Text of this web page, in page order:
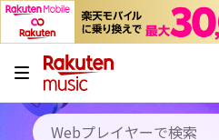
キャンペーン
料金プラン
使い方